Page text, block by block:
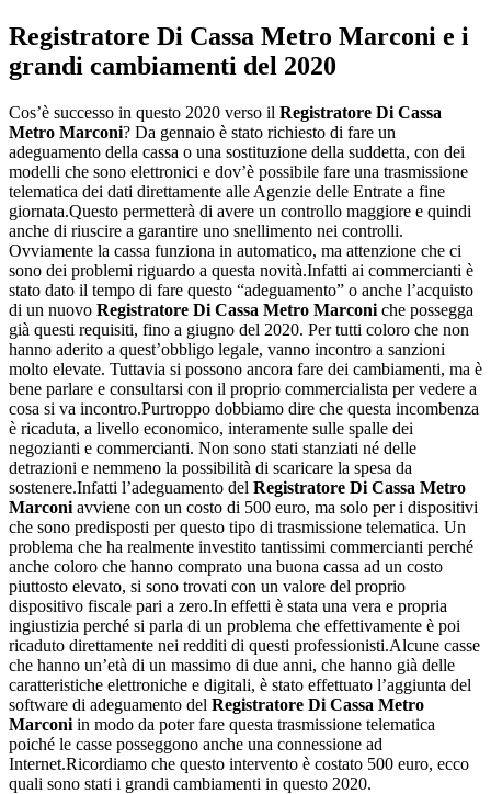
Registratore Di Cassa Metro Marconi e i
grandi cambiamenti del 2020
Cos’è successo in questo 2020 verso il Registratore Di Cassa
Metro Marconi? Da gennaio è stato richiesto di fare un
adeguamento della cassa o una sostituzione della suddetta, con dei
modelli che sono elettronici e dov’è possibile fare una trasmissione
telematica dei dati direttamente alle Agenzie delle Entrate a fine
giornata.Questo permetterà di avere un controllo maggiore e quindi
anche di riuscire a garantire uno snellimento nei controlli.
Ovviamente la cassa funziona in automatico, ma attenzione che ci
sono dei problemi riguardo a questa novità.Infatti ai commercianti è
stato dato il tempo di fare questo “adeguamento” o anche l’acquisto
di un nuovo Registratore Di Cassa Metro Marconi che possegga
già questi requisiti, fino a giugno del 2020. Per tutti coloro che non
hanno aderito a quest’obbligo legale, vanno incontro a sanzioni
molto elevate. Tuttavia si possono ancora fare dei cambiamenti, ma è
bene parlare e consultarsi con il proprio commercialista per vedere a
cosa si va incontro.Purtroppo dobbiamo dire che questa incombenza
è ricaduta, a livello economico, interamente sulle spalle dei
negozianti e commercianti. Non sono stati stanziati né delle
detrazioni e nemmeno la possibilità di scaricare la spesa da
sostenere.Infatti l’adeguamento del Registratore Di Cassa Metro
Marconi avviene con un costo di 500 euro, ma solo per i dispositivi
che sono predisposti per questo tipo di trasmissione telematica. Un
problema che ha realmente investito tantissimi commercianti perché
anche coloro che hanno comprato una buona cassa ad un costo
piuttosto elevato, si sono trovati con un valore del proprio
dispositivo fiscale pari a zero.In effetti è stata una vera e propria
ingiustizia perché si parla di un problema che effettivamente è poi
ricaduto direttamente nei redditi di questi professionisti.Alcune casse
che hanno un’età di un massimo di due anni, che hanno già delle
caratteristiche elettroniche e digitali, è stato effettuato l’aggiunta del
software di adeguamento del Registratore Di Cassa Metro
Marconi in modo da poter fare questa trasmissione telematica
poiché le casse posseggono anche una connessione ad
Internet.Ricordiamo che questo intervento è costato 500 euro, ecco
quali sono stati i grandi cambiamenti in questo 2020.